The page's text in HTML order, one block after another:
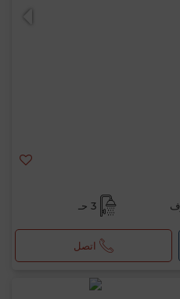
3 حـ
اتصل